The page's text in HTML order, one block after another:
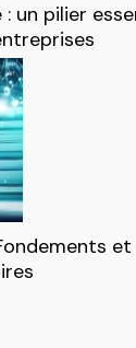
un pilier
et